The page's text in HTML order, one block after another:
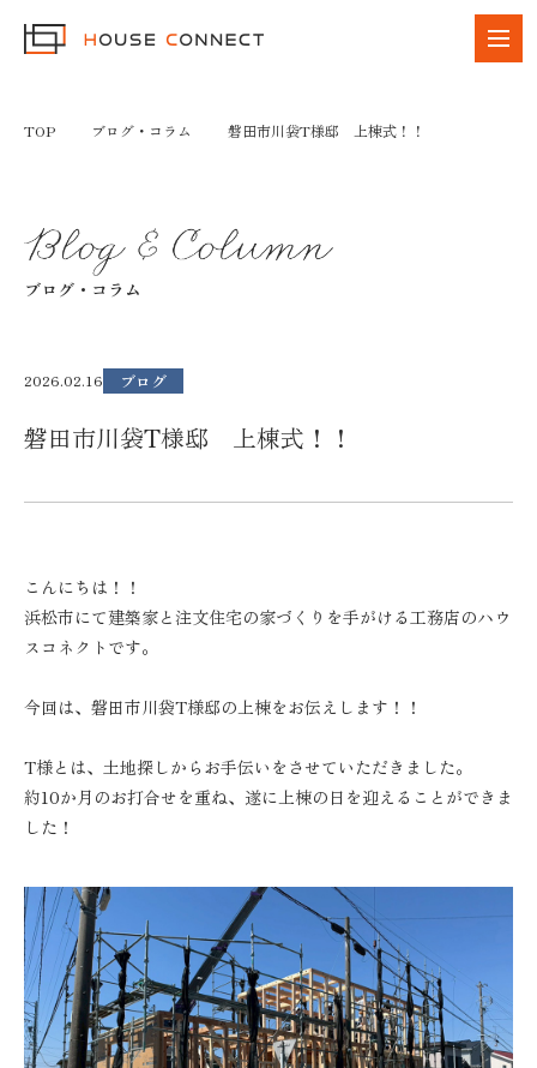
TOP ブログ・コラム 磐田市川袋T様邸 上棟式！！
ブログ・コラム
2026.02.16 ブログ
磐田市川袋T様邸 上棟式！！
こんにちは！！
浜松市にて建築家と注文住宅の家づくりを手がける工務店のハウ
スコネクトです。
今回は、磐田市川袋T様邸の上棟をお伝えします！！
T様とは、土地探しからお手伝いをさせていただきました。
約10か月のお打合せを重ね、遂に上棟の日を迎えることができま
した！